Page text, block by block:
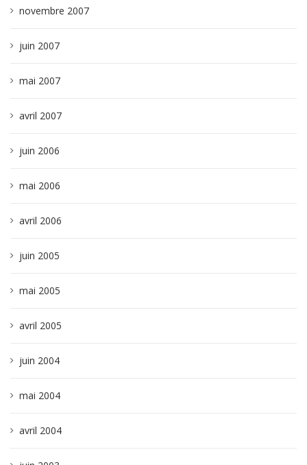
novembre 2007
juin 2007
mai 2007
avril 2007
juin 2006
mai 2006
avril 2006
juin 2005
mai 2005
avril 2005
juin 2004
mai 2004
avril 2004